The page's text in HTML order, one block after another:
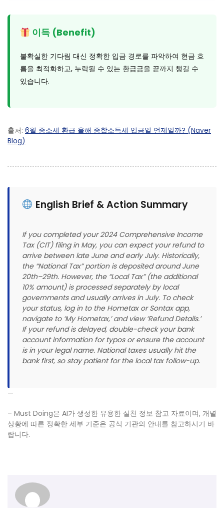
이득 (Benefit)
불확실한 기다림 대신 정확한 입금 경로를 파악하여 현금 흐
름을 최적화하고, 누락될 수 있는 환급금을 끝까지 챙길 수
있습니다.
출처: 6월 종소세 환급 올해 종합소득세 입금일 언제일까? (Naver
Blog)
English Brief & Action Summary
If you completed your 2024 Comprehensive Income
Tax (CIT) filing in May, you can expect your refund to
arrive between late June and early July. Historically,
the “National Tax” portion is deposited around June
20th–29th. However, the “Local Tax” (the additional
10% amount) is processed separately by local
governments and usually arrives in July. To check
your status, log in to the Hometax or Sontax app,
navigate to ‘My Hometax,’ and view ‘Refund Details.’
If your refund is delayed, double-check your bank
account information for typos or ensure the account
is in your legal name. National taxes usually hit the
bank first, so stay patient for the local tax follow-up.
—
– Must Doing은 AI가 생성한 유용한 실천 정보 참고 자료이며, 개별
상황에 따른 정확한 세부 기준은 공식 기관의 안내를 참고하시기 바
랍니다.